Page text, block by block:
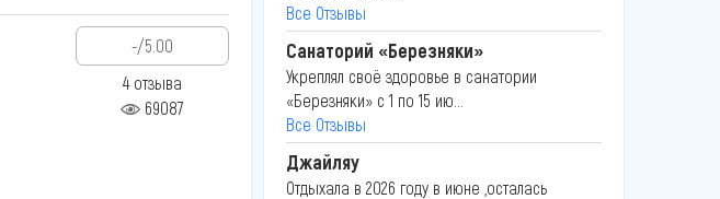
-/5.00
4 отзыва
69087
Все Отзывы
Санаторий «Березняки»
Укреплял своё здоровье в санатории
«Березняки» с 1 по 15 ию...
Все Отзывы
Джайляу
Отдыхала в 2026 году в июне ,осталась